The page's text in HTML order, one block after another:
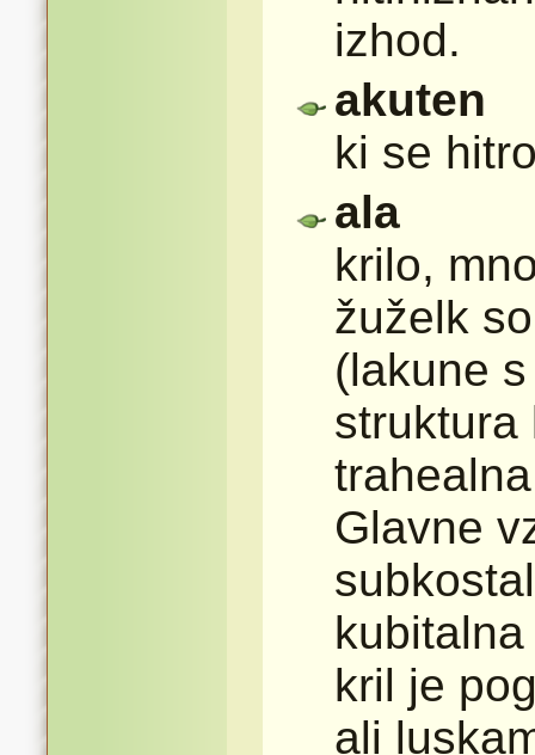
izhod.
akuten
ki se
ala
krilo,
žuželk
(lakune
struktura
Glavne
kril je
ali